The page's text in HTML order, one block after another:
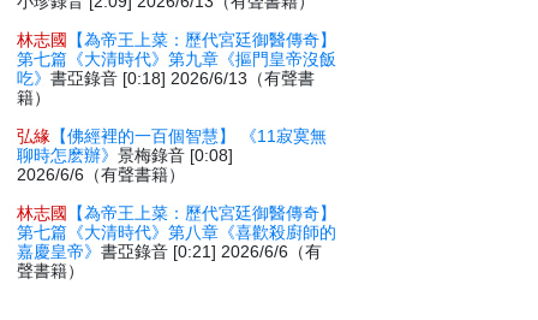
林志國
【為帝王上菜：歷代宮廷御醫傳奇】
第七篇《大清時代》第九章《摳門皇帝沒飯
吃》書亞錄音 [0:18] 2026/6/13（有聲書
籍）
弘緣 【佛經裡的一百個智慧】 《11寂寞無
聊時怎麽辦》景梅錄音 [0:08]
2026/6/6（有聲書籍）
林志國
【為帝王上菜：歷代宮廷御醫傳奇】
第七篇《大清時代》第八章《喜歡殺廚師的
嘉慶皇帝》書亞錄音 [0:21] 2026/6/6（有
聲書籍）